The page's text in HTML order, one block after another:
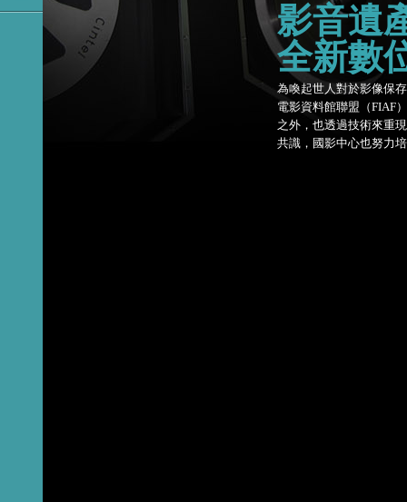
影音遺
全新數
為喚起世人對於影像保
電影資料館聯盟（FIAF
之外，也透過技術來重
共識，國影中心也努力